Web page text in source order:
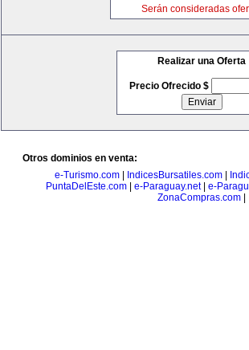
Serán consideradas
Realizar una Oferta
Precio Ofrecido $
Otros dominios en venta:
e-Turismo.com| IndicesBursatiles.com|
PuntaDelEste.com| e-Paraguay.net| e-
ZonaCompras.com